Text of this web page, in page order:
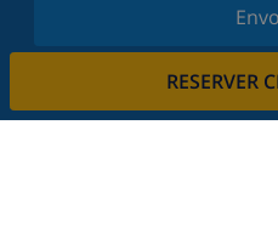
RESERVER
Inscrivez-vous à notre
votre vie privée.